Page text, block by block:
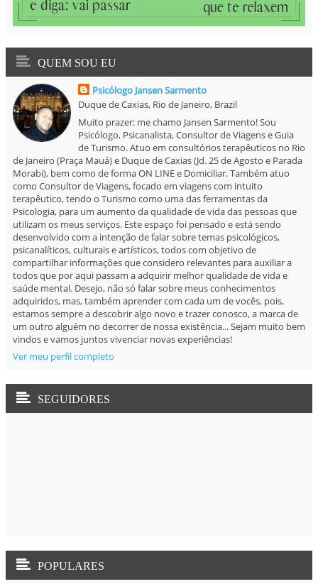
QUEM SOU EU
Psicólogo Jansen Sarmento
Duque de Caxias, Rio de Janeiro, Brazil
Muito prazer: me chamo Jansen Sarmento! Sou
Psicólogo, Psicanalista, Consultor de Viagens e Guia
de Turismo. Atuo em consultórios terapêuticos no Rio
de Janeiro (Praça Mauá) e Duque de Caxias (Jd. 25 de Agosto e Parada
Morabi), bem como de forma ON LINE e Domiciliar. Também atuo
como Consultor de Viagens, focado em viagens com intuito
terapêutico, tendo o Turismo como uma das ferramentas da
Psicologia, para um aumento da qualidade de vida das pessoas que
utilizam os meus serviços. Este espaço foi pensado e está sendo
desenvolvido com a intenção de falar sobre temas psicológicos,
psicanalíticos, culturais e artísticos, todos com objetivo de
compartilhar informações que considero relevantes para auxiliar a
todos que por aqui passam a adquirir melhor qualidade de vida e
saúde mental. Desejo, não só falar sobre meus conhecimentos
adquiridos, mas, também aprender com cada um de vocês, pois,
estamos sempre a descobrir algo novo e trazer conosco, a marca de
um outro alguém no decorrer de nossa existência... Sejam muito bem
vindos e vamos juntos vivenciar novas experiências!
Ver meu perfil completo
SEGUIDORES
POPULARES